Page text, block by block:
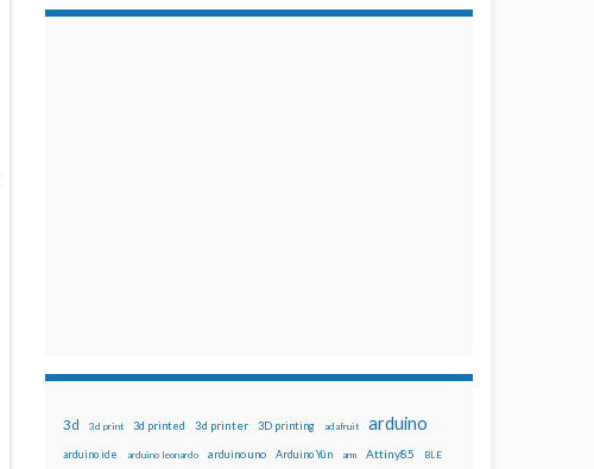
3d 3d print 3d printed 3d printer 3D printing adafruit arduino
arduino ide arduino leonardo arduino uno Arduino Yún arm Attiny85 BLE